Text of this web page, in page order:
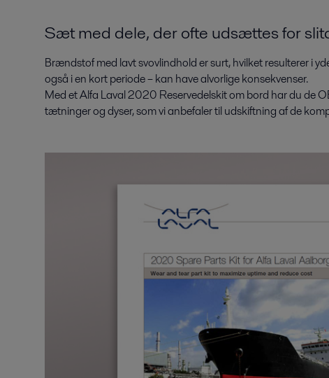
Sæt med dele, der ofte udsættes for
Brændstof med lavt svovlindhold er surt, hvilket resulterer i
også i en kort periode – kan have alvorlige konsekvenser.
Med et Alfa Laval 2020 Reservedelskit om bord har du de
tætninger og dyser, som vi anbefaler til udskiftning af de